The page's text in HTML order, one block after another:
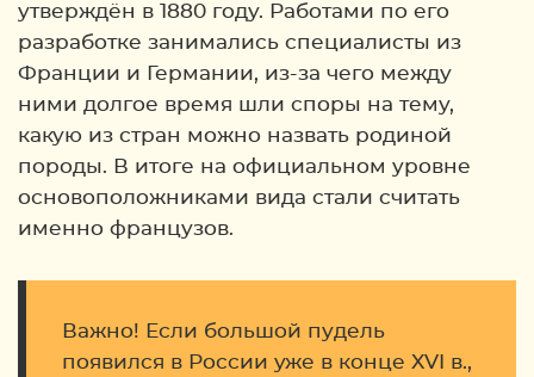
утверждён в 1880 году. Работами по его
разработке занимались специалисты из
Франции и Германии, из-за чего между
ними долгое время шли споры на тему,
какую из стран можно назвать родиной
породы. В итоге на официальном уровне
основоположниками вида стали считать
именно французов.
Важно! Если большой пудель
появился в России уже в конце XVI в.,